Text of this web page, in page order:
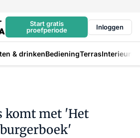
Start gratis
proefperiode
Inloggen
& drinkenBedieningTerrasInterieur
komt met 'Het